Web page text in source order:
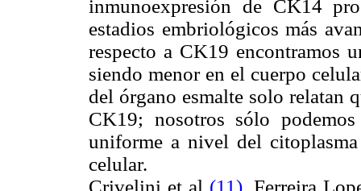
inmunoexpresión de CK14
estadios embriológicos más
respecto a CK19 encontramos
siendo menor en el cuerpo
del órgano esmalte solo relatan
CK19; nosotros sólo
uniforme a nivel del
celular.